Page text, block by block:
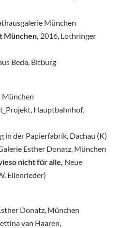
München
München, 2016, Lothringer
Beda, Bitburg
München
Hauptbahnhof,
in der Papierfabrik, Dachau (K)
Esther Donatz, München
nicht für alle, Neue
Ellenrieder)
Donatz, München
van Haaren,